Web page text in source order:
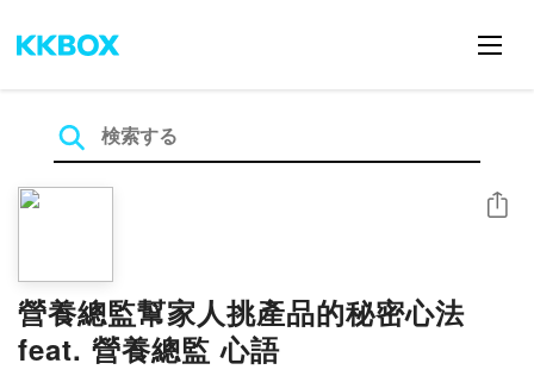
營養總監幫家人挑產品的秘密心法
feat. 營養總監 心語
シェア